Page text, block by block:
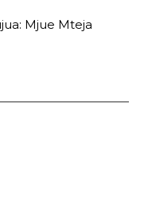
Mjue Mteja